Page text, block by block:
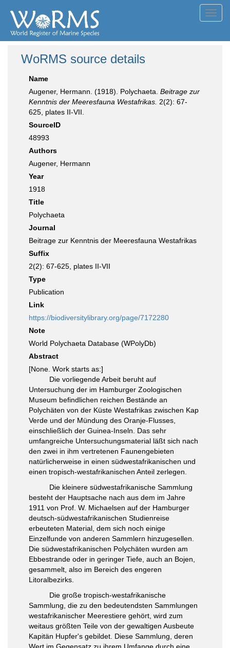
WoRMS source details
Name
Augener, Hermann. (1918). Polychaeta. Beitrage zur
Kenntnis der Meeresfauna Westafrikas. 2(2): 67-
625, plates II-VII.
SourceID
48993
Authors
Augener, Hermann
Year
1918
Title
Polychaeta
Journal
Beitrage zur Kenntnis der Meeresfauna Westafrikas
Suffix
2(2): 67-625, plates II-VII
Type
Publication
Link
https://biodiversitylibrary.org/page/7172280
Note
World Polychaeta Database (WPolyDb)
Abstract
[None. Work starts as:]
Die vorliegende Arbeit beruht auf
Untersuchung der im Hamburger Zoologischen
Museum befindlichen reichen Bestände an
Polychäten von der Küste Westafrikas zwischen Kap
Verde und der Mündung des Oranje-Flusses,
einschließlich der Guinea-Inseln. Das sehr
umfangreiche Untersuchungsmaterial läßt sich nach
den zwei in ihm vertretenen Faunengebieten
natürlicherweise in einen südwestafrikanischen und
einen tropisch-westafrikanischen Anteil zerlegen.
Die kleinere südwestafrikanische Sammlung
besteht der Hauptsache nach aus dem im Jahre
1911 von Prof. W. Michaelsen auf der Hamburger
deutsch-südwestafrikanischen Studienreise
erbeuteten Material, dem sich noch einige
Einzelfunde von anderen Sammlern hinzugesellen.
Die südwestafrikanischen Polychäten wurden am
Ebbestrande oder in geringer Tiefe, auch an Bojen,
gesammelt, also im Bereich des engeren
Litoralbezirks.
Die große tropisch-westafrikanische
Sammlung, die zu den bedeutendsten Sammlungen
westafrikanischer Meerestiere gehört, wird zum
weitaus größten Teile von der gewaltigen Ausbeute
Kapitän Hupfer's gebildet. Diese Sammlung, deren